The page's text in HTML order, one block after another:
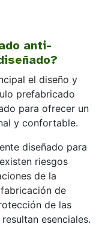
anti-
el diseño y
prefabricado
para ofrecer un
y confortable.
diseñado para
riesgos
de la
de
de las
esenciales.